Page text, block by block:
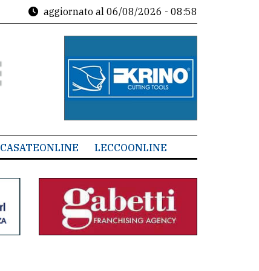
aggiornato al 06/08/2026 - 08:58
CASATEONLINE LECCOONLINE